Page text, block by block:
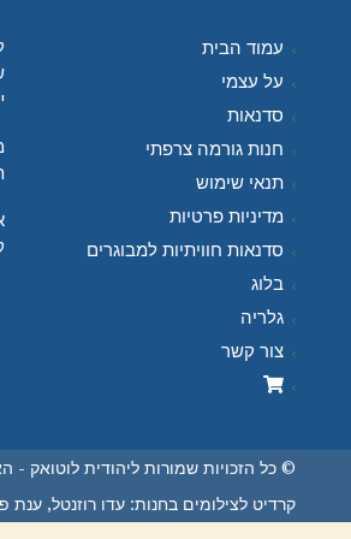
עמוד הבית
על עצמי
סדנאות
חנות גורמה צרפתי
תנאי שימוש
מדיניות פרטיות
סדנאות חוויתיות למבוגרים
בלוג
גלריה
צור קשר
© כל הזכויות שמורות ליהודית לוטואק -
קרדיט לצילומים בחנות: עדו רוזנטל, ענת